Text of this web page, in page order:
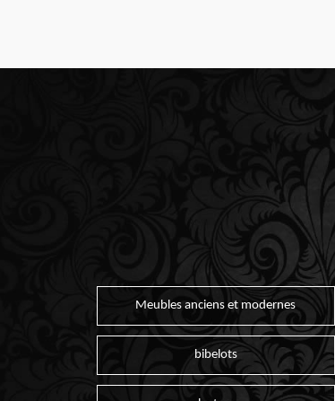
Meubles anciens et modernes
bibelots